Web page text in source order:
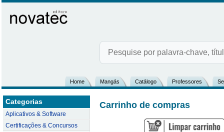
Home Mangás Catálogo Professores
Categorias
Aplicativos & Software
Certificações & Concursos
Carrinho de compras